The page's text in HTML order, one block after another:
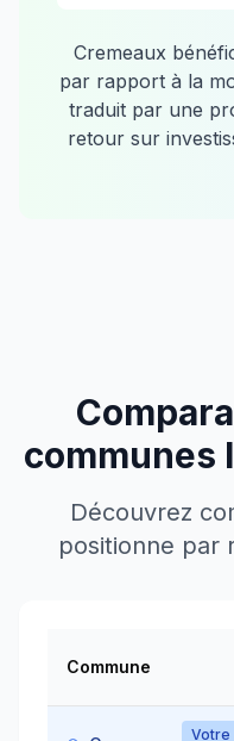
Cremeaux
par rapport à la
traduit par une
retour sur
communes
Découvrez
positionne par
Commune
Votre